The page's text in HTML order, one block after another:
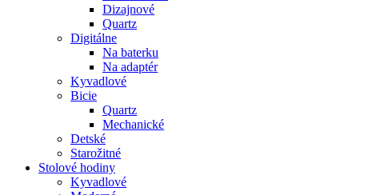
Dizajnové
Quartz
Digitálne
Na baterku
Na adaptér
Kyvadlové
Bicie
Quartz
Mechanické
Detské
Starožitné
Stolové hodiny
Kyvadlové